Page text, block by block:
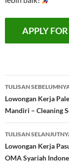
Navigasi
Tulisan
TULISAN
Lowongan Kerja
Mandiri – Cleaning
TULISAN
Lowongan Kerja
OMA Syariah